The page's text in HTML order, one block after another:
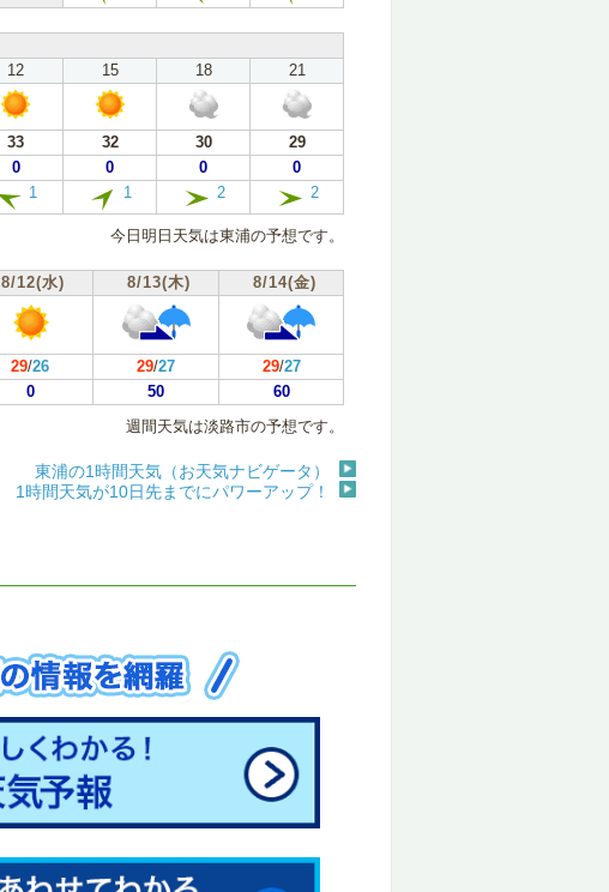
12 15 18
21
33 32 30
29
0 0 0
0
1 1 2 2
今日明日天気は東浦の予想です。
8/12(水) 8/13(木) 8/14(金)
29/26 29/27 29/27
0 50
60
週間天気は淡路市の予想です。
東浦の1時間天気（お天気ナビゲータ）
1時間天気が10日先までにパワーアップ！